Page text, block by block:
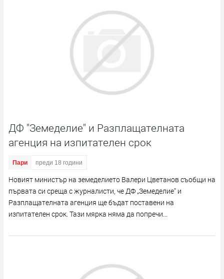
ДФ "Земеделие" и Разплащателната
агенция на изпитателен срок
Пари преди 18 години
Новият министър на земеделието Валери Цветанов съобщи на
първата си среща с журналисти, че ДФ „Земеделие" и
Разплащателната агенция ще бъдат поставени на
изпитателен срок. Тази мярка няма да попречи...